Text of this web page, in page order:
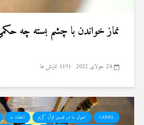
نماز خواندن با چشم بسته چه
24 جولای 2022 1191 نمایش ها
GENEL اصول ما در تفسیر قرآن کریم اعتقاد ما